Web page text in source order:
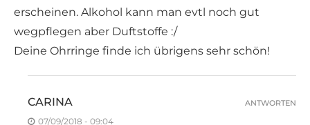
erscheinen. Alkohol kann man evtl noch gut
wegpflegen aber Duftstoffe :/
Deine Ohrringe finde ich übrigens sehr schön!
CARINA
07/09/2018 - 09:04
ANTWORTEN